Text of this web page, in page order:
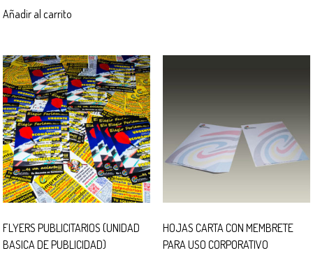
Añadir al carrito
FLYERS PUBLICITARIOS (UNIDAD
BASICA DE PUBLICIDAD)
HOJAS CARTA CON MEMBRETE
PARA USO CORPORATIVO